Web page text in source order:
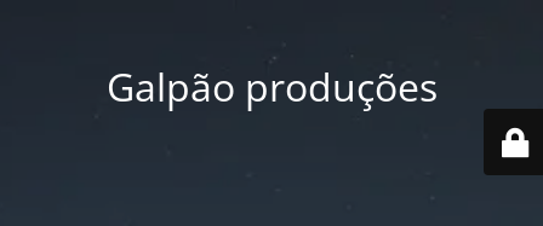
Galpão produções